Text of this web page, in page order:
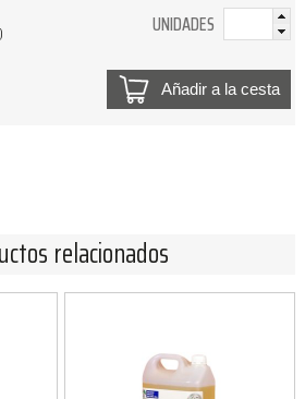
UNIDADES
Añadir a la cesta
relacionados